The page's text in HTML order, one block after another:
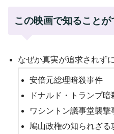
この映画で知ることが
なぜか真実が追求されず
安倍元総理暗殺事件
ドナルド・トランプ
ワシントン議事堂襲撃
鳩山政権の知られざる